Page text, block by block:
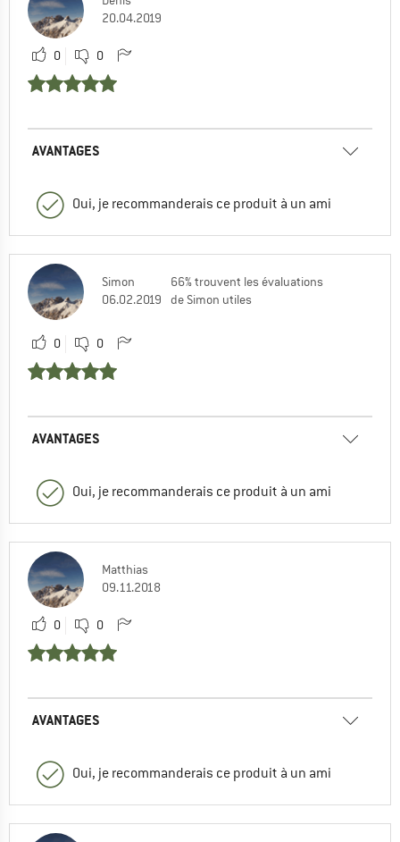
20.04.2019
0 0
AVANTAGES
Oui, je recommanderais ce produit à un ami
Simon
06.02.2019
66% trouvent les évaluations
de Simon utiles
0 0
AVANTAGES
Oui, je recommanderais ce produit à un ami
Matthias
09.11.2018
0 0
AVANTAGES
Oui, je recommanderais ce produit à un ami